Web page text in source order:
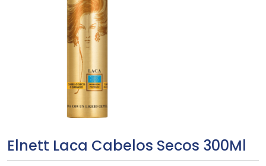
Elnett Laca Cabelos Secos 300Ml